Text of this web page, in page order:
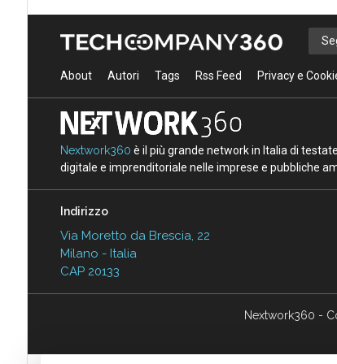
About Autori Tags Rss Feed Privacy e
Nextwork360 è il più grande network in Italia di
digitale e imprenditoriale nelle imprese e pubbliche
Indirizzo
Via Moretto da Brescia, 22
Milano - Italia
CAP 20133
Nextwork360 -